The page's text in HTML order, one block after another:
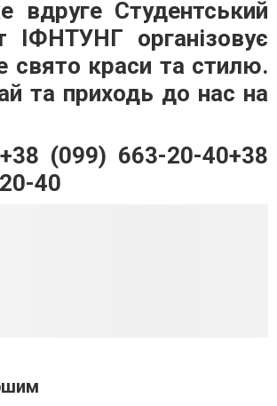
вдруге Студентський
ІФНТУНГ організовує
свято краси та стилю.
та приходь до нас на
(099) 663-20-40+38
40